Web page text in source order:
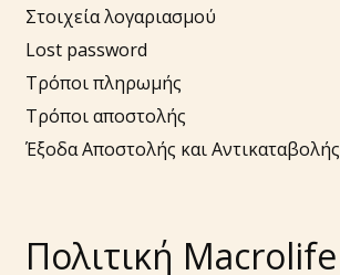
Στοιχεία λογαριασμού
Lost password
Τρόποι πληρωμής
Τρόποι αποστολής
Έξοδα Αποστολής και Αντικαταβολής
Πολιτική Macrolife